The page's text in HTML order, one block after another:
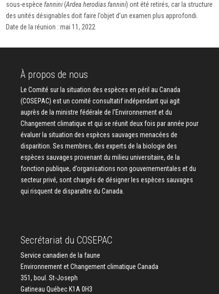
sous-espèce fannini(Ardea herodias fannini) ont été retirés, car la structure
des unités désignables doit faire l’objet d’un examen plus approfondi.
Date de la réunion : mai 11, 2022
À propos de nous
Le Comité sur la situation des espèces en péril au Canada
(COSEPAC) est un comité consultatif indépendant qui agit
auprès de la ministre fédérale de l’Environnement et du
Changement climatique et qui se réunit deux fois par année pour
évaluer la situation des espèces sauvages menacées de
disparition. Ses membres, des experts de la biologie des
espèces sauvages provenant du milieu universitaire, de la
fonction publique, d’organisations non gouvernementales et du
secteur privé, sont chargés de désigner les espèces sauvages
qui risquent de disparaître du Canada.
Secrétariat du COSEPAC
Service canadien de la faune
Environnement et Changement climatique Canada
351, boul. St-Joseph
Gatineau Québec K1A 0H3